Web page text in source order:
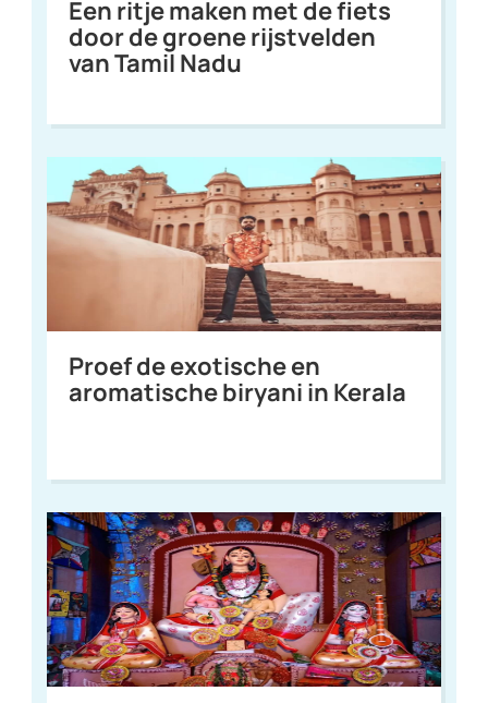
Een ritje maken met de fiets
door de groene rijstvelden
van Tamil Nadu
Proef de exotische en
aromatische biryani in Kerala